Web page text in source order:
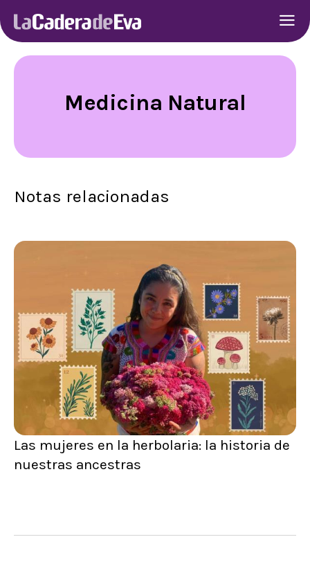
Medicina Natural
Notas relacionadas
Las mujeres en la herbolaria: la historia de
nuestras ancestras